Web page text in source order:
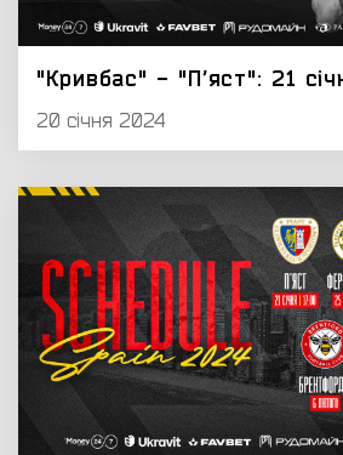
"Кривбас" - "Пʼяст": 21
20 січня 2024